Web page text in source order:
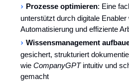
› Prozesse optimieren: Eine
unterstützt durch digitale
Automatisierung und effiziente
› Wissensmanagement
gesichert, strukturiert
wie CompanyGPTintuitiv und
gemacht